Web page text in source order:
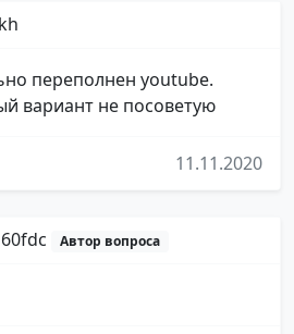
переполнен youtube.
вариант не посоветую
11.11.2020
Автор вопроса